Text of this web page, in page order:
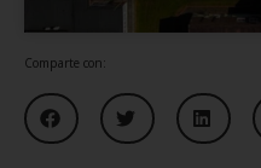
Comparte con: